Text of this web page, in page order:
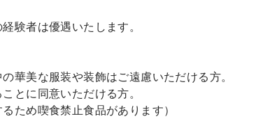
験者は優遇いたします。
華美な服装や装飾はご遠慮いただける方。
とに同意いただける方。
ため喫食禁止食品があります）